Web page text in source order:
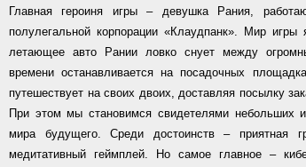
Главная героиня игры – девушка Рания,
полулегальной корпорации «Клаудпанк». Мир
летающее авто Рании ловко снует между
времени останавливается на посадочных
путешествует на своих двоих, доставляя посылку
При этом мы становимся свидетелями небольших
мира будущего. Среди достоинств – приятная
медитативный геймплей. Но самое главное –